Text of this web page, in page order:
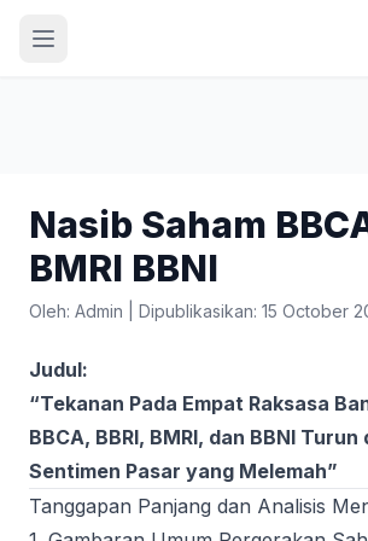
Nasib Saham
BMRI BBNI
Oleh: Admin Dipublikasikan: 15 October
Judul:
“Tekanan Pada Empat Raksasa
BBCA, BBRI, BMRI, dan BBNI Turun
Sentimen Pasar yang Melemah”
Tanggapan Panjang dan Analisis